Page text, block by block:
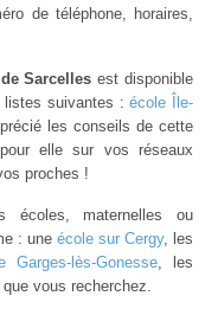
de téléphone, horaires,
Sarcelles est disponible
listes suivantes :école Île-
les conseils de cette
elle sur vos réseaux
proches !
écoles, maternelles ou
: une école sur Cergy, les
Garges-lès-Gonesse, les
vous recherchez.